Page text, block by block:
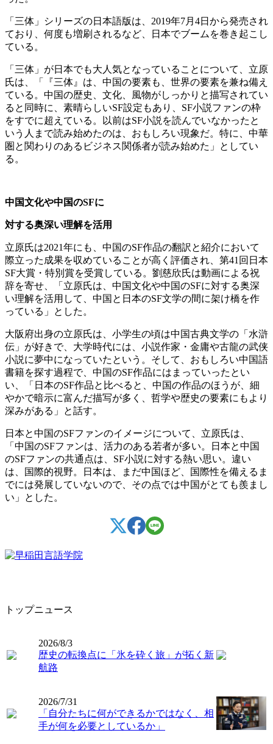
「三体」シリーズの日本語版は、2019年7月4日から発売され
ており、何度も増刷されるなど、日本でブームを巻き起こし
ている。
「三体」が日本でも大人気となっていることについて、立原
氏は、「『三体』は、中国の要素も、世界の要素を兼ね備え
ている。中国の歴史、文化、風物がしっかりと描写されてい
ると同時に、素晴らしいSF設定もあり、SF小説ファンの枠
をすでに超えている。以前はSF小説を読んでいなかったと
いう人まで読み始めたのは、おもしろい現象だ。特に、中華
圏と関わりのあるビジネス関係者が読み始めた」としてい
る。
中国文化や中国のSFに
対する奥深い理解を活用
立原氏は2021年にも、中国のSF作品の翻訳と紹介において
際立った成果を収めていることが高く評価され、第41回日本
SF大賞・特別賞を受賞している。劉慈欣氏は動画による祝
辞を寄せ、「立原氏は、中国文化や中国のSFに対する奥深
い理解を活用して、中国と日本のSF文学の間に架け橋を作
っている」とした。
大阪府出身の立原氏は、小学生の頃は中国古典文学の「水滸
伝」が好きで、大学時代には、小説作家・金庸や古龍の武侠
小説に夢中になっていたという。そして、おもしろい中国語
書籍を探す過程で、中国のSF作品にはまっていったとい
い、「日本のSF作品と比べると、中国の作品のほうが、細
やかで暗示に富んだ描写が多く、哲学や歴史の要素にもより
深みがある」と話す。
日本と中国のSFファンのイメージについて、立原氏は、
「中国のSFファンは、活力のある若者が多い。日本と中国
のSFファンの共通点は、SF小説に対する熱い思い。違い
は、国際的視野。日本は、まだ中国ほど、国際性を備えるま
でには発展していないので、その点では中国がとても羨まし
い」とした。
トップニュース
2026/8/3
歴史の転換点に「氷を砕く旅」が拓く新
航路
2026/7/31
「自分たちに何ができるかではなく、相
手が何を必要としているか」